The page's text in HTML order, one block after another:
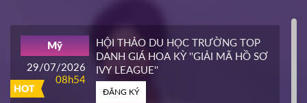
HOT
14h00
ĐĂNG KÝ
CALIFORNIA STATE UNIVERSITY,
HOT
29/07/2026
08h54
Mỹ
HỘI THẢO DU HỌC TRƯỜNG TOP
DANH GIÁ HOA KỲ ''GIẢI MÃ HỒ SƠ
IVY LEAGUE''
ĐĂNG KÝ